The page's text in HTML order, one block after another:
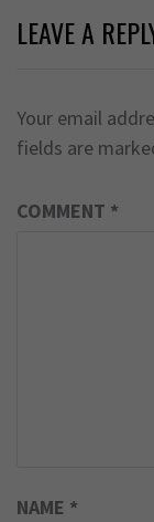
LEAVE A
Your email
fields are
COMMENT *
NAME *